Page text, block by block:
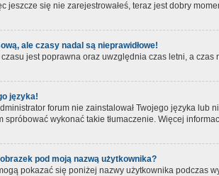
jeszcze się nie zarejestrowałeś, teraz jest dobry
ale czasy nadal są nieprawidłowe!
jest poprawna oraz uwzględnia czas letni, a
języka!
forum nie zainstalował Twojego języka lub
spróbować wykonać takie tłumaczenie. Więcej
pod moją nazwą użytkownika?
pokazać się poniżej nazwy użytkownika podczas